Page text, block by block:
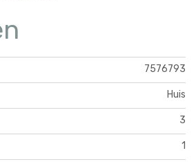
7576793
Huis
3
1